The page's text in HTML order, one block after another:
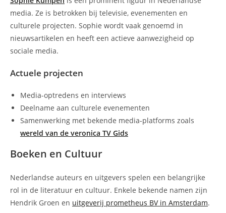
media. Ze is betrokken bij televisie, evenementen en
culturele projecten. Sophie wordt vaak genoemd in
nieuwsartikelen en heeft een actieve aanwezigheid op
sociale media.
Actuele projecten
Media-optredens en interviews
Deelname aan culturele evenementen
Samenwerking met bekende media-platforms zoals
wereld van de veronica TV Gids
Boeken en Cultuur
Nederlandse auteurs en uitgevers spelen een belangrijke
rol in de literatuur en cultuur. Enkele bekende namen zijn
Hendrik Groen en uitgeverij prometheus BV in Amsterdam.